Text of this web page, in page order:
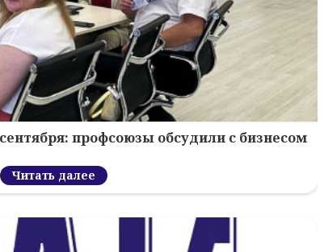
профсоюзы обсудили с бизнесом
Читать далее